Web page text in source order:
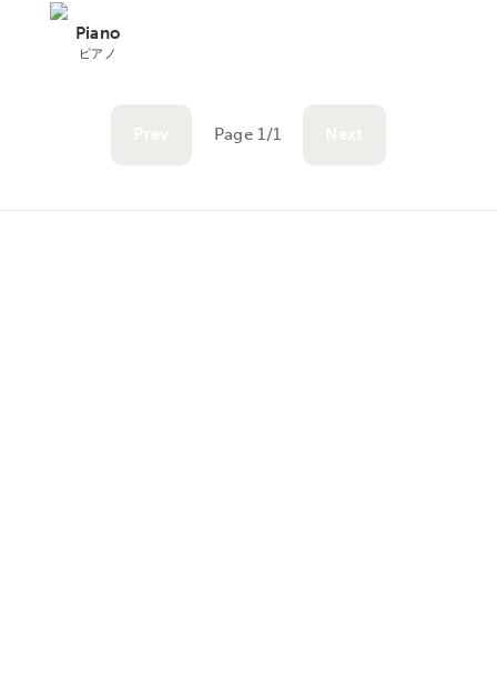
Piano
ピアノ
Page 1/1